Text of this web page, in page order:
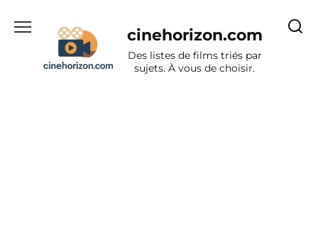
cinehorizon.com
Des listes de films triés par
sujets. À vous de choisir.